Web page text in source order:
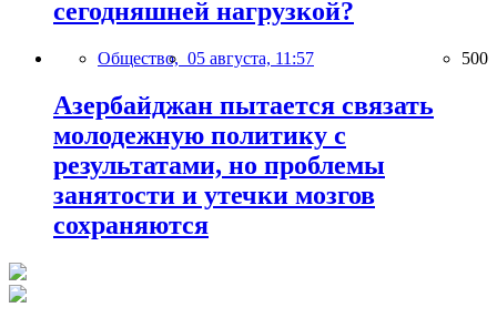
сегодняшней нагрузкой?
Общество, 05 августа, 11:57 500
Азербайджан пытается связать
молодежную политику с
результатами, но проблемы
занятости и утечки мозгов
сохраняются